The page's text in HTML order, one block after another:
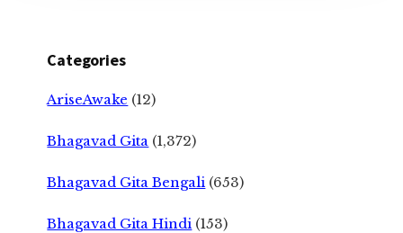
Categories
AriseAwake (12)
Bhagavad Gita (1,372)
Bhagavad Gita Bengali (653)
Bhagavad Gita Hindi (153)